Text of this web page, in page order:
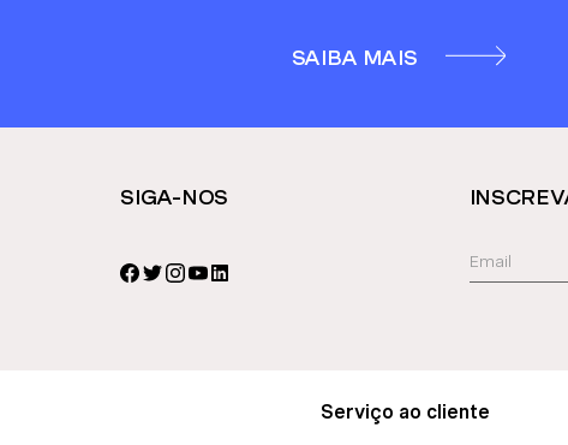
SAIBA MAIS
SIGA-NOS
Serviço ao cliente